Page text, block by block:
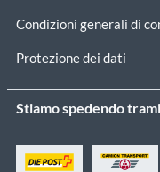
Condizioni generali di
Protezione dei dati
Stiamo spedendo